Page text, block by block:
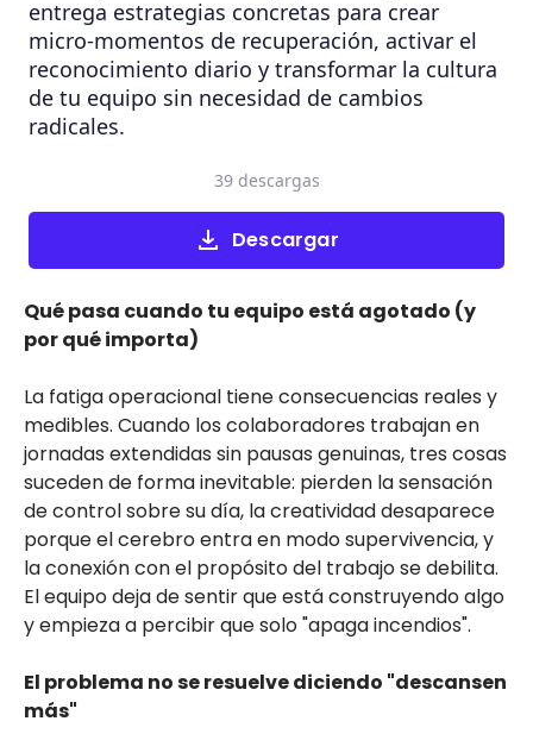
entrega estrategias concretas para crear
micro-momentos de recuperación, activar el
reconocimiento diario y transformar la cultura
de tu equipo sin necesidad de cambios
radicales.
Descargar
39 descargas
Qué pasa cuando tu equipo está agotado (y
por qué importa)
La fatiga operacional tiene consecuencias reales y
medibles. Cuando los colaboradores trabajan en
jornadas extendidas sin pausas genuinas, tres cosas
suceden de forma inevitable: pierden la sensación
de control sobre su día, la creatividad desaparece
porque el cerebro entra en modo supervivencia, y
la conexión con el propósito del trabajo se debilita.
El equipo deja de sentir que está construyendo algo
y empieza a percibir que solo "apaga incendios".
El problema no se resuelve diciendo "descansen
más"